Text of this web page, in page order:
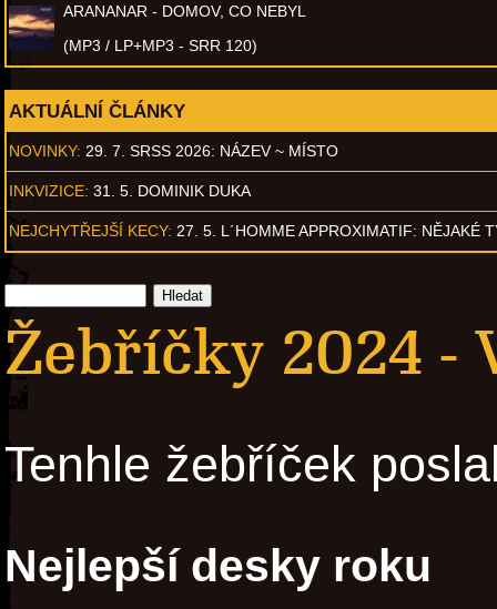
ARANANAR - DOMOV, CO NEBYL
(MP3 / LP+MP3 - SRR 120)
AKTUÁLNÍ ČLÁNKY
NOVINKY: 29. 7. SRSS 2026: NÁZEV ~ MÍSTO
INKVIZICE: 31. 5. DOMINIK DUKA
NEJCHYTŘEJŠÍ KECY: 27. 5. L´HOMME APPROXIMATIF: NĚJAKÉ
Žebříčky 2024 -
Tenhle žebříček
Nejlepší desky roku